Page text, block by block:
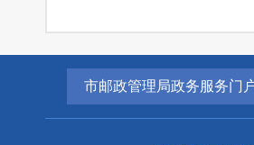
市邮政管理局政务服务门